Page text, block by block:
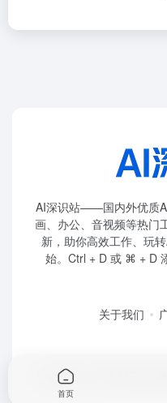
AI深识站——国内外优质
画、办公、音视频等热门
新，助你高效工作、玩
始。Ctrl + D 或 ⌘ + D
关于我们
Copyright © 2026
首页